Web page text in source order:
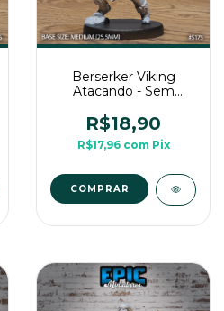
Berserker Viking
Atacando - Sem
Média Para RPG de
Mesa
R$18,90
R$17,96 com Pix
COMPRAR